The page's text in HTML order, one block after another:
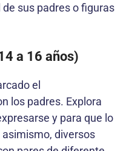
sus padres o figuras
a 16 años)
el
los padres. Explora
y para que lo
diversos